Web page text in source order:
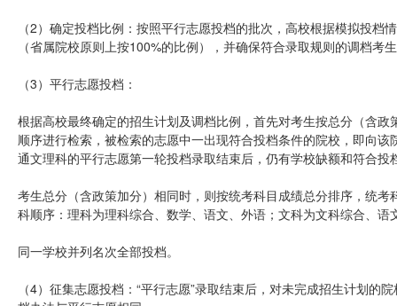
（2）确定投档比例：按照平行志愿投档的批次，高校根据模拟投
（省属院校原则上按100%的比例），并确保符合录取规则的调档考
（3）平行志愿投档：
根据高校最终确定的招生计划及调档比例，首先对考生按总分（含
顺序进行检索，被检索的志愿中一出现符合投档条件的院校，即向
通文理科的平行志愿第一轮投档录取结束后，仍有学校缺额和符合
考生总分（含政策加分）相同时，则按统考科目成绩总分排序，统
科顺序：理科为理科综合、数学、语文、外语；文科为文科综合、语
同一学校并列名次全部投档。
（4）征集志愿投档：“平行志愿”录取结束后，对未完成招生计划的